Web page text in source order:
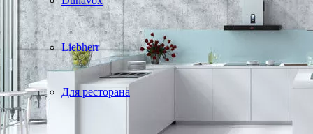
Liebherr
Для ресторана